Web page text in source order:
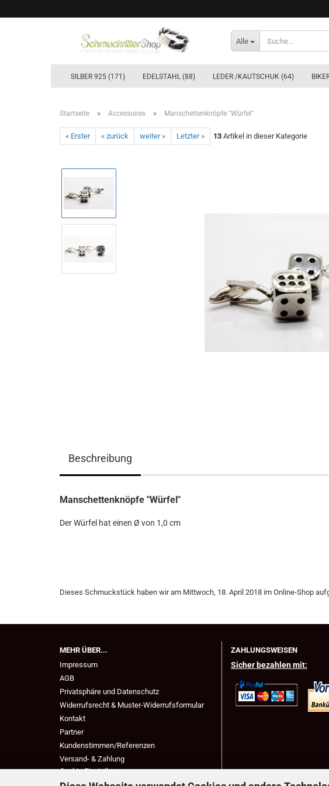
Alle
SILBER 925 (171) EDELSTAHL (88) LEDER /KAUTSCHUK (64)
Startseite » Accessoires » Manschettenknöpfe "Würfel"
« Erster « zurück weiter » Letzter » 13 Artikel in dieser Kategorie
Beschreibung
Manschettenknöpfe "Würfel"
Der Würfel hat einen Ø von 1,0 cm
Dieses Schmuckstück haben wir am Mittwoch, 18. April 2018 im Online-Shop
MEHR ÜBER...
Impressum
AGB
Privatsphäre und Datenschutz
Widerrufsrecht & Muster-Widerrufsformular
Kontakt
Partner
Kundenstimmen/Referenzen
Versand- & Zahlung
Cookie Einstellungen
ZAHLUNGSWEISEN
Sicher bezahlen mit: